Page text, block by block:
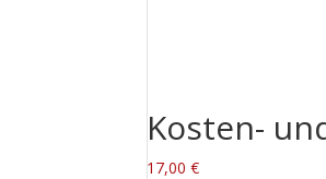
Kosten-
17,00€